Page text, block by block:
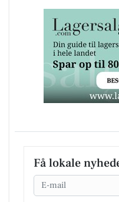
Få lokale
Email